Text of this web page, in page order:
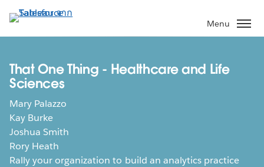
ไป
ที่
หลัก
Menu
That One Thing - Healthcare and Life
Sciences
Mary Palazzo
Kay Burke
Joshua Smith
Rory Heath
Rally your organization to build an analytics practice